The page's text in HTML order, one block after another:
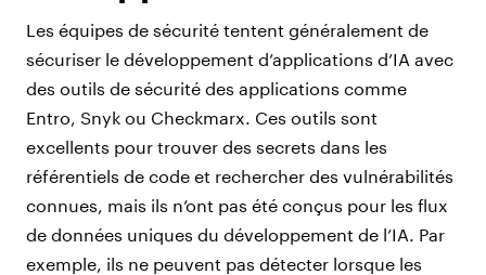
Les équipes de sécurité tentent généralement de
sécuriser le développement d’applications d’IA avec
des outils de sécurité des applications comme
Entro, Snyk ou Checkmarx. Ces outils sont
excellents pour trouver des secrets dans les
référentiels de code et rechercher des vulnérabilités
connues, mais ils n’ont pas été conçus pour les flux
de données uniques du développement de l’IA. Par
exemple, ils ne peuvent pas détecter lorsque les